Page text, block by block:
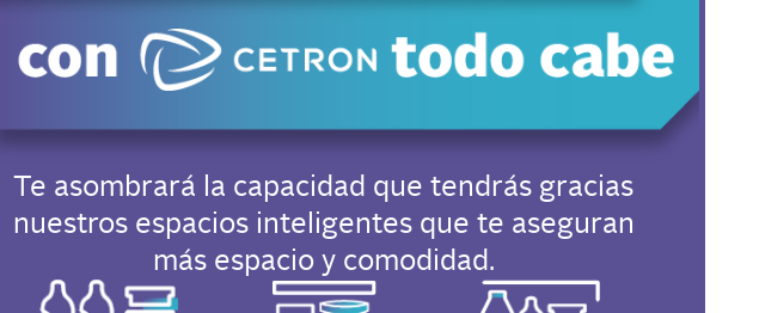
Te asombrará la capacidad que tendrás gracias
nuestros espacios inteligentes que te aseguran
más espacio y comodidad.